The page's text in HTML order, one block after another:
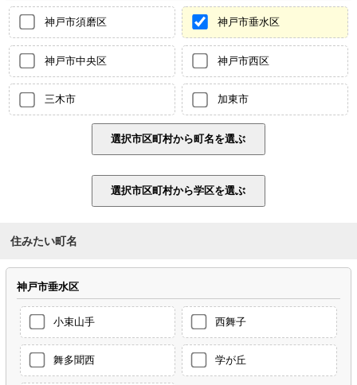
神戸市須磨区 神戸市垂水区
神戸市中央区 神戸市西区
三木市 加東市
住みたい町名
神戸市垂水区
小束山手 西舞子
舞多聞西 学が丘